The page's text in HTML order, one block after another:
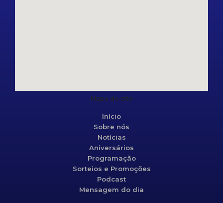
Mapa do site
Início
Sobre nós
Notícias
Aniversários
Programação
Sorteios e Promoções
Podcast
Mensagem do dia